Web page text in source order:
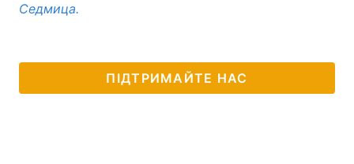
Седмица.
ПІДТРИМАЙТЕ НАС